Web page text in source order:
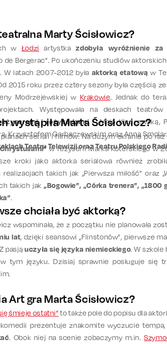
Marty Ścisłowicz?
w Łodzi artystkazdobyła wyróżnienie za
Bergerac”. Po ukończeniu studiów
. W latach 2007-2012 była aktorką etatową w
2015 roku przez cztery sezony była częścią
Modrzejewskiej w Krakowie. Jednak do
Występowała na deskach teatrów
i reżyserkami– Mają Kleczewską,
Krzysztofem Garbaczewskim oraz Anną
Teatru Telewizji oraz Teatru Polskiego
wystąpiła Marta Ścisłowicz?
seriali i filmów. Na dużym ekranie po raz
w reżyserii Marka Koterskiego w
kroki jako aktorka serialowa również
takich jak „Pierwsza miłość” oraz
takich jak „Bogowie”, „Córka trenera”, „1800
.
chciała być aktorką?
wspominała, że z początku nie planowała
lat, dzięki seansowi „Flinstonów”, pierwsze
pasjąuczyła się języka niemieckiego. W szkole
tym języku. Dzisiaj sprawnie posługuje się
Art gra Marta Ścisłowicz?
śmieje ostatni”to także pole do popisu dla
prezentuje znakomite wyczucie
. Obok niej na scenie zobaczymy m.in.